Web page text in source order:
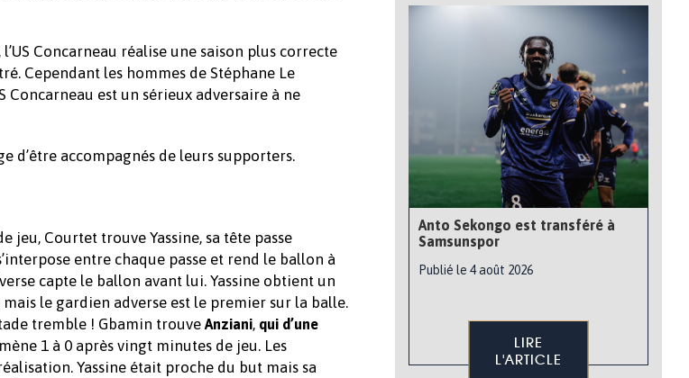
Concarneau réalise une saison plus correcte
Cependant les hommes de Stéphane Le
est un sérieux adversaire à ne
d’être accompagnés de leurs supporters.
Courtet trouve Yassine, sa tête passe
entre chaque passe et rend le ballon à
capte le ballon avant lui. Yassine obtient un
le gardien adverse est le premier sur la balle.
tremble ! Gbamin trouve Anziani, qui d’une
1 à 0 après vingt minutes de jeu. Les
Yassine était proche du but mais sa
Anto Sekongo est transféré à
Samsunspor
Publié le 4 août 2026
LIRE
L'ARTICLE